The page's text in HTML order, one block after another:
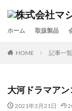
ホーム 取扱製品
HOME 記事一覧
大河ドラマア
2021年3月21日
カテゴリー